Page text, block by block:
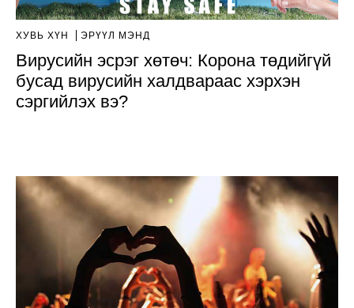
ХУВЬ ХҮН ЭРҮҮЛ МЭНД
Вирусийн эсрэг хөтөч: Корона төдийгүй
бусад вирусийн халдвараас хэрхэн
сэргийлэх вэ?